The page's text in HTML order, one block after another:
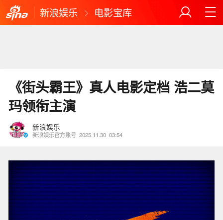
新浪娱乐 电影宝库
《街头霸王》真人电影定档 浩二莫
玛领衔主演
新浪娱乐
新浪娱乐官方账号 2025.11.30 03:54